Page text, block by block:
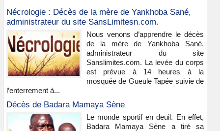
Nécrologie : Décès de la mère de Yankhoba Sané,
administrateur du site SansLimitesn.com.
Nous venons d’apprendre le décès
de la mère de Yankhoba Sané,
administrateur du site
Sanslimites.com. La levée du corps
est prévue à 14 heures à la
mosquée de Gueule Tapée suivie de
l’enterrement à...
Décès de Badara Mamaya Sène
Le monde sportif en deuil. En effet,
Badara Mamaya Sène a tiré sa